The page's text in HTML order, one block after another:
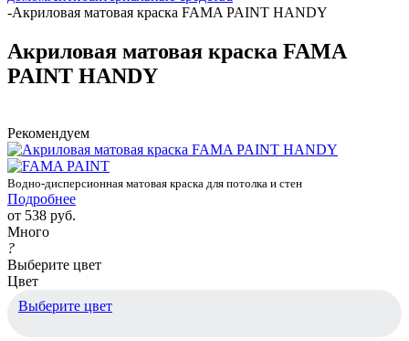
-Акриловая матовая краска FAMA PAINT HANDY
Акриловая матовая краска FAMA
PAINT HANDY
Рекомендуем
Водно-дисперсионная матовая краска для потолка и стен
Подробнее
от 538 руб.
Много
?
Выберите цвет
Цвет
Выберите цвет